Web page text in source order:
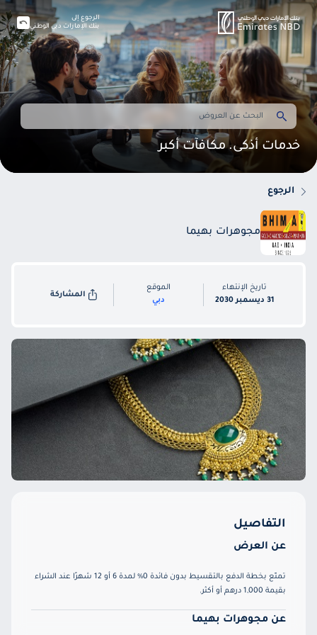
خدمات أذكى. مكافآت أكبر
الرجوع إلى
بنك الإمارات دبي الوطني
الرجوع
مجوهرات بهيما
تاريخ الإنتهاء
31 ديسمبر 2030
الموقع
دبي
المشاركة
التفاصيل
عن العرض
تمتّع بخطة الدفع بالتقسيط بدون فائدة 0% لمدة 6 أو 12 شهرًا عند الشراء
بقيمة 1,000 درهم أو أكثر.
عن مجوهرات بهيما